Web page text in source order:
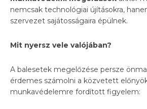
nemcsak technológiai újításokra,
szervezet sajátosságaira épülnek.
Mit nyersz vele valójában?
A balesetek megelőzése persze
érdemes számolni a közvetett
munkavédelemre fordított figyelem: